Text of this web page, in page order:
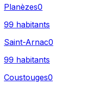
Planèzes0
99 habitants
Saint-Arnac0
99 habitants
Coustouges0